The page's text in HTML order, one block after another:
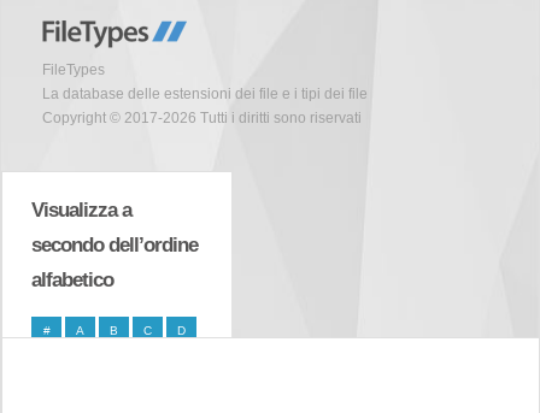
FileTypes
La database delle estensioni dei file e i tipi dei file
Copyright © 2017-2026 Tutti i diritti sono riservati
Visualizza a
secondo dell’ordine
alfabetico
# A B C D